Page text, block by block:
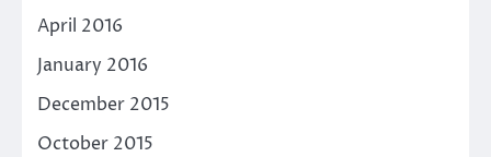
April 2016
January 2016
December 2015
October 2015